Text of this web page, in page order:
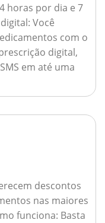
horas por dia e 7
Você
com o
digital,
em até uma
descontos
nas maiores
funciona: Basta